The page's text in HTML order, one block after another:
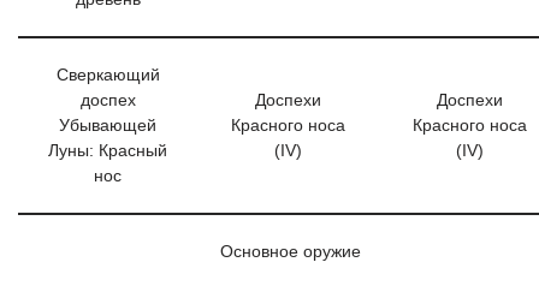
Сверкающий
доспех
Убывающей
Луны: Красный
нос
Доспехи
Красного носа
(IV)
Доспехи
Красного носа
(IV)
Основное оружие